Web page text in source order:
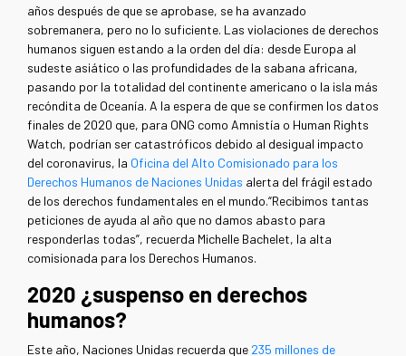
años después de que se aprobase, se ha avanzado
sobremanera, pero no lo suficiente. Las violaciones de derechos
humanos siguen estando a la orden del día: desde Europa al
sudeste asiático o las profundidades de la sabana africana,
pasando por la totalidad del continente americano o la isla más
recóndita de Oceanía. A la espera de que se confirmen los datos
finales de 2020 que, para ONG como Amnistía o Human Rights
Watch, podrían ser catastróficos debido al desigual impacto
del coronavirus, la Oficina del Alto Comisionado para los
Derechos Humanos de Naciones Unidas alerta del frágil estado
de los derechos fundamentales en el mundo.“Recibimos tantas
peticiones de ayuda al año que no damos abasto para
responderlas todas”, recuerda Michelle Bachelet, la alta
comisionada para los Derechos Humanos.
2020 ¿suspenso en derechos
humanos?
Este año, Naciones Unidas recuerda que 235 millones de